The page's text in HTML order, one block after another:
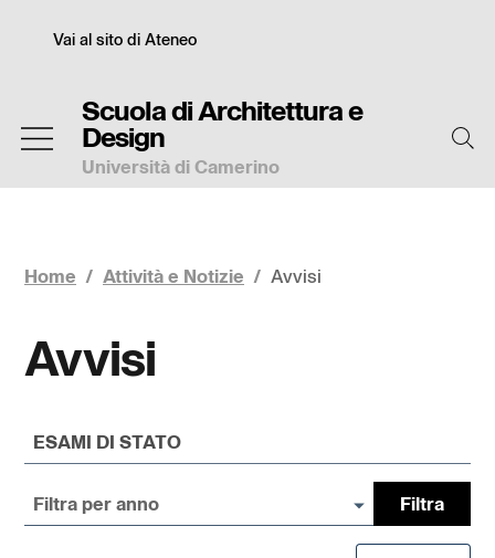
Slim
Vai al sito di Ateneo
Scuola di Architettura e
Design
Università di Camerino
Home / Attività e Notizie / Avvisi
Avvisi
cerca per
Filtra per anno Filtra